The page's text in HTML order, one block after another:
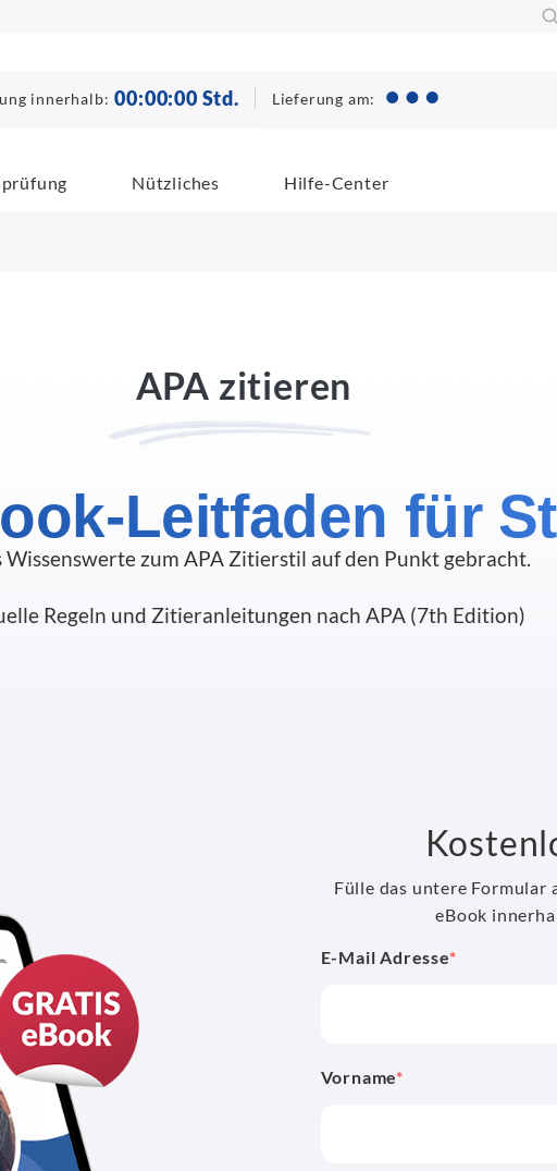
innerhalb: 00:00:00 Std. Lieferung am:
Nützliches Hilfe-Center
APA zitieren
Leitfaden für
Wissenswerte zum APA Zitierstil auf den Punkt gebracht.
Regeln und Zitieranleitungen nach APA (7th Edition)
Fülle das untere Formular
eBook
E-Mail Adresse
Vorname